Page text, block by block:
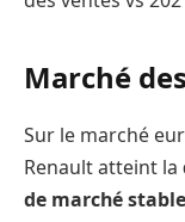
Marché
Sur le marché
Renault atteint la
de marché